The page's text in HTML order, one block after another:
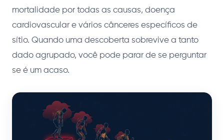
mortalidade por todas as causas, doença
cardiovascular e vários cânceres específicos de
sítio. Quando uma descoberta sobrevive a tanto
dado agrupado, você pode parar de se perguntar
se é um acaso.